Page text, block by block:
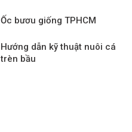
Ốc bươu giống TPHCM
Hướng dẫn kỹ thuật nuôi cá
trèn bầu